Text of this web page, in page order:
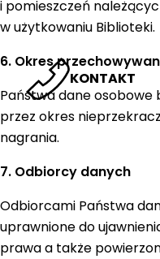
KONTAKT
i pomieszczeń
w użytkowaniu Biblioteki.
6. Okres
Państwa dane
przez okres
nagrania.
7. Odbiorcy danych
Odbiorcami Państwa
uprawnione do
prawa a także